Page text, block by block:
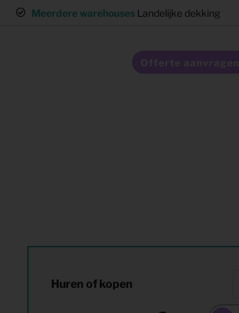
Meerdere warehouses Landelijke dekking
Offerte aanvragen
Studentenhuisvesting
Co-living
Huren of kopen